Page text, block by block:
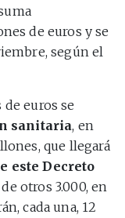
de euros y se
según el
de euros se
sanitaria, en
que llegará
este Decreto
otros 3.000, en
cada una, 12